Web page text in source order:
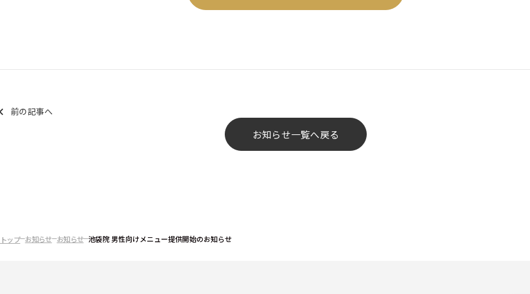
前の記事へ
お知らせ一覧へ戻る
トップ お知らせ お知らせ 池袋院 男性向けメニュー提供開始のお知らせ